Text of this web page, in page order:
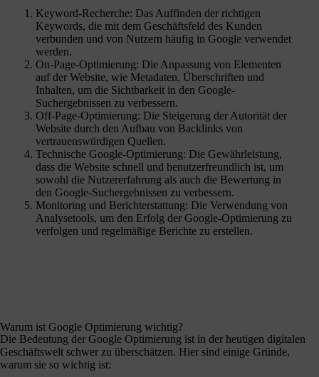
Keyword-Recherche: Das Auffinden der richtigen
Keywords, die mit dem Geschäftsfeld des Kunden
verbunden und von Nutzern häufig in Google verwendet
werden.
On-Page-Optimierung: Die Anpassung von Elementen
auf der Website, wie Metadaten, Überschriften und
Inhalten, um die Sichtbarkeit in den Google-
Suchergebnissen zu verbessern.
Off-Page-Optimierung: Die Steigerung der Autorität der
Website durch den Aufbau von Backlinks von
vertrauenswürdigen Quellen.
Technische Google-Optimierung: Die Gewährleistung,
dass die Website schnell und benutzerfreundlich ist, um
sowohl die Nutzererfahrung als auch die Bewertung in
den Google-Suchergebnissen zu verbessern.
Monitoring und Berichterstattung: Die Verwendung von
Analysetools, um den Erfolg der Google-Optimierung zu
verfolgen und regelmäßige Berichte zu erstellen.
Warum ist Google Optimierung wichtig?
Die Bedeutung der Google Optimierung ist in der heutigen digitalen
Geschäftswelt schwer zu überschätzen. Hier sind einige Gründe,
warum sie so wichtig ist: